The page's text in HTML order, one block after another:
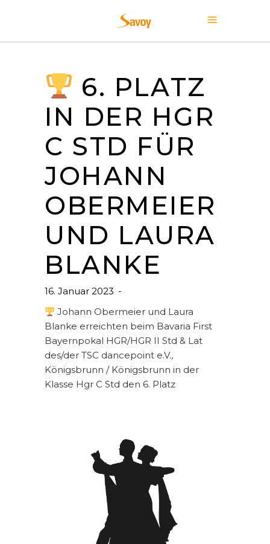
6. PLATZ
IN DER HGR
C STD FÜR
JOHANN
OBERMEIER
UND LAURA
BLANKE
16. Januar 2023
Johann Obermeier und Laura
Blanke erreichten beim Bavaria First
Bayernpokal HGR/HGR II Std & Lat
des/der TSC dancepoint e.V.,
Königsbrunn / Königsbrunn in der
Klasse Hgr C Std den 6. Platz